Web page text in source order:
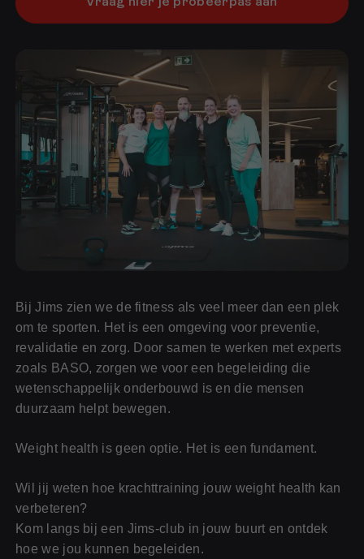
Vraag hier je probeerpas aan
Bij Jims zien we de fitness als veel meer dan een plek
om te sporten. Het is een omgeving voor preventie,
revalidatie en zorg. Door samen te werken met experts
zoals BASO, zorgen we voor een begeleiding die
wetenschappelijk onderbouwd is en die mensen
duurzaam helpt bewegen.
Weight health is geen optie. Het is een fundament.
Wil jij weten hoe krachttraining jouw weight health kan
verbeteren?
Kom langs bij een Jims-club in jouw buurt en ontdek
hoe we jou kunnen begeleiden.